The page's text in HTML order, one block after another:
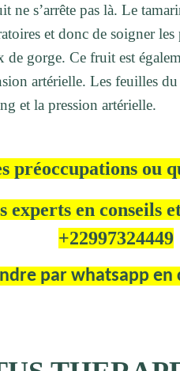
ne s’arrête pas là. Le
et donc de soigner
de gorge. Ce fruit est
artérielle. Les feuilles
et la pression artérielle.
préoccupations ou
experts en conseils
+22997324449
par whatsapp